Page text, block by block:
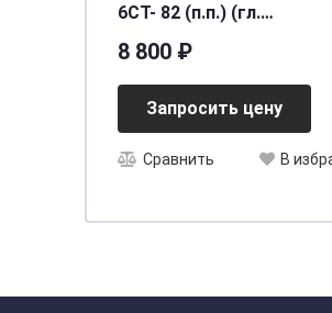
6СТ- 82 (п.п.) (гл.
[д260ш175в225/550]
8 800 ₽
Запросить цену
Сравнить В